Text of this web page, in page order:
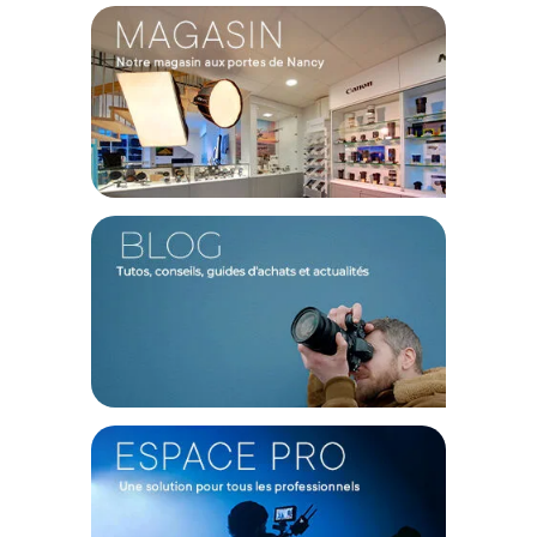
L?appareil photo Leica SLS3 possède un capteur BSI et offre
une plage ISO étendue de 50 à 200 000.
Le système de mise au point automatique est hybride,
combinant la détection de phase (PDAF), la détection de
contraste et la détection d'objets. Le processeur Maestro IV
avec technologie L2 est intégré pour des performances
optimales. Il prend en charge la vidéo HEVC (.h265) et ProRes
jusqu'à une résolution 6K.